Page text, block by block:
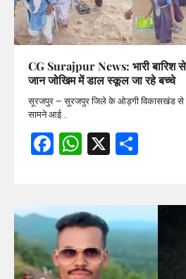
CG Surajpur News: भारी बारिश
जान जोखिम में डाल स्कूल जा रहे बच्चे
सूरजपुर – सूरजपुर जिले के ओड़गी विकासखंड से
सामने आई…
Facebook
WhatsApp
X